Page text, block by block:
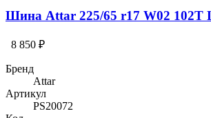
Шина Attar 225/65 r17 W02
8 850 ₽
Бренд
Attar
Артикул
PS20072